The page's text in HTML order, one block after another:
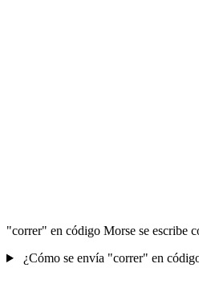
"correr" en código Morse se escribe
¿Cómo se envía "correr" en